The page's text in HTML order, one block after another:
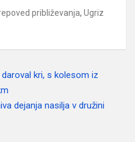
približevanja, Ugriz
kri, s kolesom iz
dejanja nasilja v družini